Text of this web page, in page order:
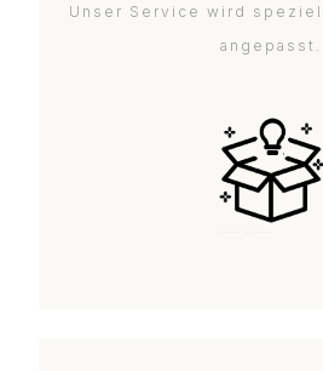
Unser Service wird
angepasst.